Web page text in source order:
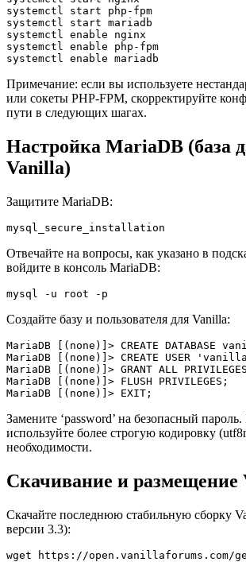
systemctl start php-fpm
systemctl start mariadb
systemctl enable nginx
systemctl enable php-fpm
systemctl enable mariadb
Примечание: если вы используете
или сокеты PHP-FPM, скорректируйте
пути в следующих шагах.
Настройка MariaDB (база
Vanilla)
Защитите MariaDB:
mysql_secure_installation
Отвечайте на вопросы, как указано в
войдите в консоль MariaDB:
mysql -u root -p
Создайте базу и пользователя для Vanilla:
MariaDB [(none)]> CREATE DATABASE
MariaDB [(none)]> CREATE USER
MariaDB [(none)]> GRANT ALL
MariaDB [(none)]> FLUSH PRIVILEGES;
MariaDB [(none)]> EXIT;
Замените ‘password’ на безопасный
используйте более строгую кодировку
необходимости.
Скачивание и размещение
Скачайте последнюю стабильную сборку
версии 3.3):
wget https://